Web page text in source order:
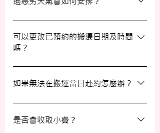
擇！
如搬屋當日遇上惡劣天氣，我們會提前與您
聯絡並安排改期。具體安排如下： 黑色暴
雨或八號熱帶氣旋警告於早上十時前發出：
我們會即時更新安排。 工作時間內解除警
可以更改已預約的搬遷日期及時間
嗎？
如果需要更改或取消已預約的搬運服務，請
在預定搬運日期前至少兩個工作日的下午三
50%作為行政費。
如果無法在搬運當日赴約怎麼辦？
若您無法在搬運當日赴約，請至少提前兩個
工作日的下午三時通知我們，否則我們將有
是否會收取小費？